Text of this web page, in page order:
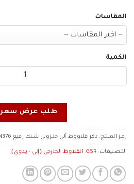
المقاسات
الكمية
طلب عرض سعر
رمز المنتج: ذكر قلاووظ ألي حلزوني شنك رفيع DIN376
التصنيفات: GSR
, القلاوظ الخارجي (إلي - يدوي)